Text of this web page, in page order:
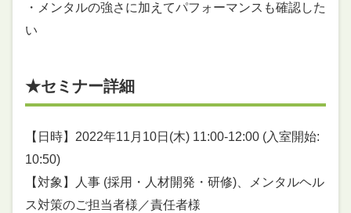
・メンタルの強さに加えてパフォーマンスも確認した
い
★セミナー詳細
【日時】2022年11月10日(木) 11:00-12:00 (入室開始:
10:50)
【対象】人事 (採用・人材開発・研修)、メンタルヘル
ス対策のご担当者様／責任者様